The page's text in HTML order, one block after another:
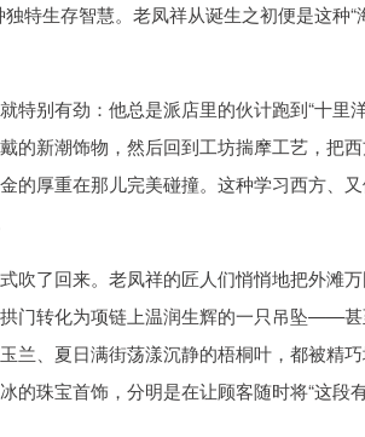
特生存智慧。老凤祥从诞生之初便是这种“
别有劲：他总是派店里的伙计跑到“十里
的新潮饰物，然后回到工坊揣摩工艺，把
厚重在那儿完美碰撞。这种学习西方、
吹了回来。老凤祥的匠人们悄悄地把外滩
门转化为项链上温润生辉的一只吊坠——
兰、夏日满街荡漾沉静的梧桐叶，都被精
的珠宝首饰，分明是在让顾客随时将“这段